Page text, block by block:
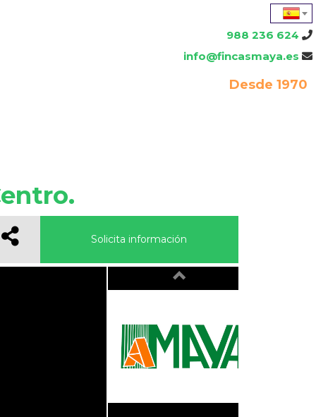
988 236 624
info@fincasmaya.es
Desde 1970
Solicita información